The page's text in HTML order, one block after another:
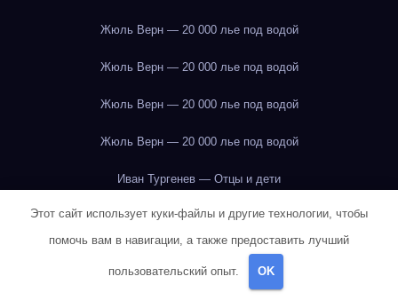
Жюль Верн — 20 000 лье под водой
Жюль Верн — 20 000 лье под водой
Жюль Верн — 20 000 лье под водой
Жюль Верн — 20 000 лье под водой
Иван Тургенев — Отцы и дети
Илья Ильф и Евгений Петров — Двенадцать стульев Иркутск
Иркутск
Иркутск
Этот сайт использует куки-файлы и другие технологии, чтобы
помочь вам в навигации, а также предоставить лучший
пользовательский опыт. OK